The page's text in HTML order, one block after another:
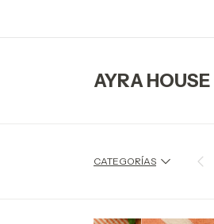
AYRA HOUSE
CATEGORÍAS